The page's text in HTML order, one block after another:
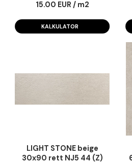
COPENHAGEN canella
COPENHAGEN canella 20x120
KALKULATOR